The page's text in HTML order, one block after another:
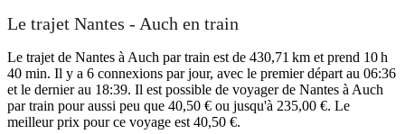
Le trajet Nantes - Auch en train
Le trajet de Nantes à Auch par train est de 430,71 km et prend 10 h
40 min. Il y a 6 connexions par jour, avec le premier départ au 06:36
et le dernier au 18:39. Il est possible de voyager de Nantes à Auch
par train pour aussi peu que 40,50 € ou jusqu'à 235,00 €. Le
meilleur prix pour ce voyage est 40,50 €.